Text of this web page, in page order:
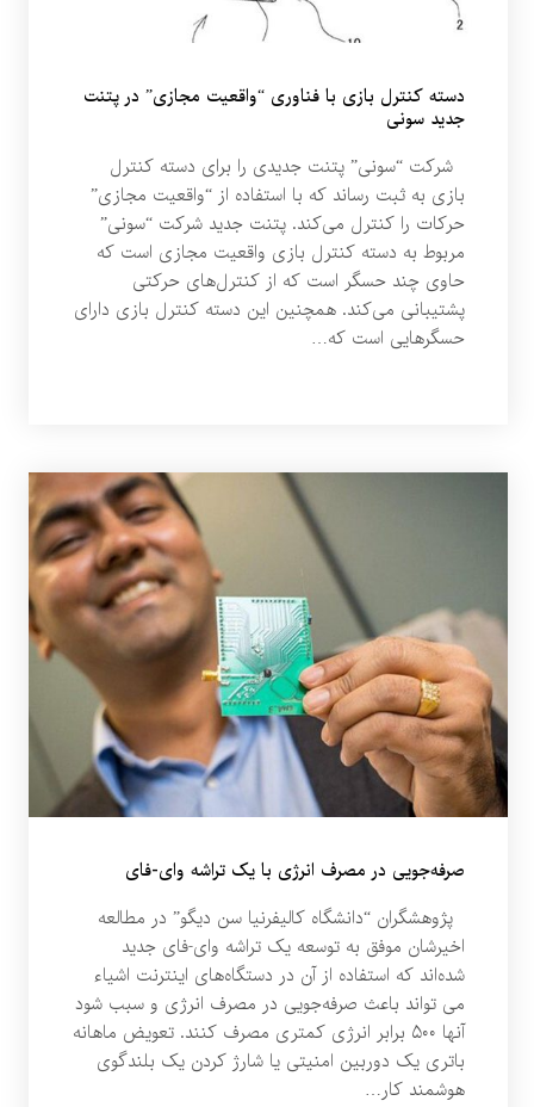
دسته کنترل‌ بازی با فناوری “واقعیت مجازی” در پتنت
جدید سونی
شرکت “سونی” پتنت جدیدی را برای دسته کنترل‌
بازی به ثبت رساند که با استفاده از “واقعیت مجازی”
حرکات را کنترل می‌کند. پتنت جدید شرکت “سونی”
مربوط به دسته کنترل‌ بازی واقعیت مجازی است که
حاوی چند حسگر است که از کنترل‌های حرکتی
پشتیبانی می‌کند. همچنین این دسته کنترل‌ بازی دارای
حسگرهایی است که…
صرفه‌جویی در مصرف انرژی با یک تراشه وای-فای
پژوهشگران “دانشگاه کالیفرنیا سن دیگو” در مطالعه
اخیرشان موفق به توسعه یک تراشه وای-فای جدید
شده‌اند که استفاده از آن در دستگاه‌های اینترنت اشیاء
می تواند باعث صرفه‌جویی در مصرف انرژی و سبب شود
آنها ۵۰۰ برابر انرژی کمتری مصرف کنند. تعویض ماهانه
باتری یک دوربین امنیتی یا شارژ کردن یک بلندگوی
هوشمند کار…